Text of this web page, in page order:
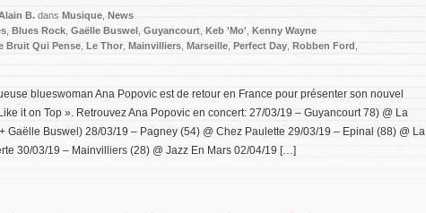
B. dans Musique News
Blues Rock Gaëlle Buswel Guyancourt Keb 'Mo' Kenny Wayne
Bruit Qui Pense Le Thor Mainvilliers Marseille Perfect Day Robben Ford
blueswoman Ana Popovic est de retour en France pour présenter son nouvel
it on Top ». Retrouvez Ana Popovic en concert: 27/03/19 – Guyancourt 78) @ La
Gaëlle Buswel) 28/03/19 – Pagney (54) @ Chez Paulette 29/03/19 – Epinal (88) @ La
30/03/19 – Mainvilliers (28) @ Jazz En Mars 02/04/19 […]